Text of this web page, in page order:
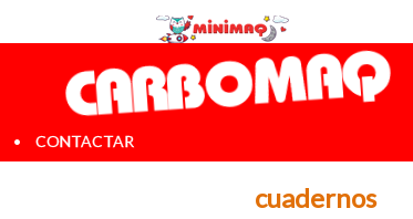
• CONTACTAR
cuadernos